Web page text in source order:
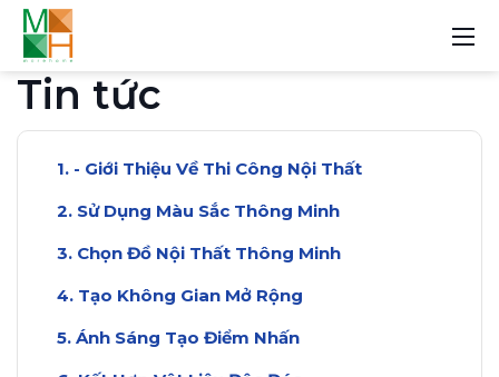
Tin tức
- Giới Thiệu Về Thi Công Nội Thất
Sử Dụng Màu Sắc Thông Minh
Chọn Đồ Nội Thất Thông Minh
Tạo Không Gian Mở Rộng
Ánh Sáng Tạo Điểm Nhấn